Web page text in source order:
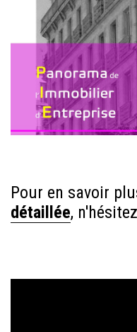
Pour en savoir
détaillée,